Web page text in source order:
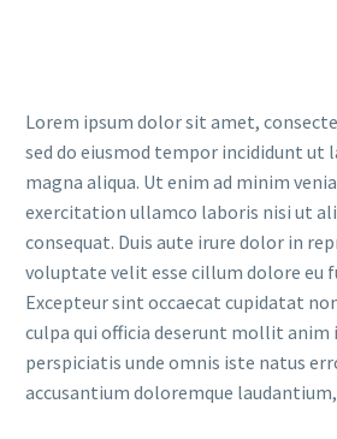
Lorem ipsum dolor sit amet,
sed do eiusmod tempor incididunt ut
magna aliqua. Ut enim ad minim
exercitation ullamco laboris nisi ut
consequat. Duis aute irure dolor in
voluptate velit esse cillum dolore eu
Excepteur sint occaecat cupidatat
culpa qui officia deserunt mollit anim
perspiciatis unde omnis iste natus
accusantium doloremque